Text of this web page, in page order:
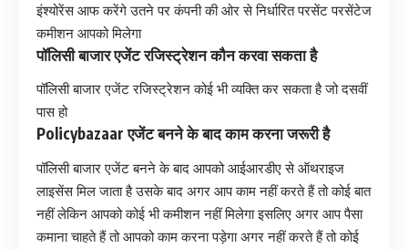
इंश्योरेंस आफ करेंगे उतने पर कंपनी की ओर से निर्धारित परसेंट परसेंटेज
कमीशन आपको मिलेगा
पॉलिसी बाजार एजेंट रजिस्ट्रेशन कौन करवा सकता है
पॉलिसी बाजार एजेंट रजिस्ट्रेशन कोई भी व्यक्ति कर सकता है जो दसवीं
पास हो
Policybazaar एजेंट बनने के बाद काम करना जरूरी है
पॉलिसी बाजार एजेंट बनने के बाद आपको आईआरडीए से ऑथराइज
लाइसेंस मिल जाता है उसके बाद अगर आप काम नहीं करते हैं तो कोई बात
नहीं लेकिन आपको कोई भी कमीशन नहीं मिलेगा इसलिए अगर आप पैसा
कमाना चाहते हैं तो आपको काम करना पड़ेगा अगर नहीं करते हैं तो कोई